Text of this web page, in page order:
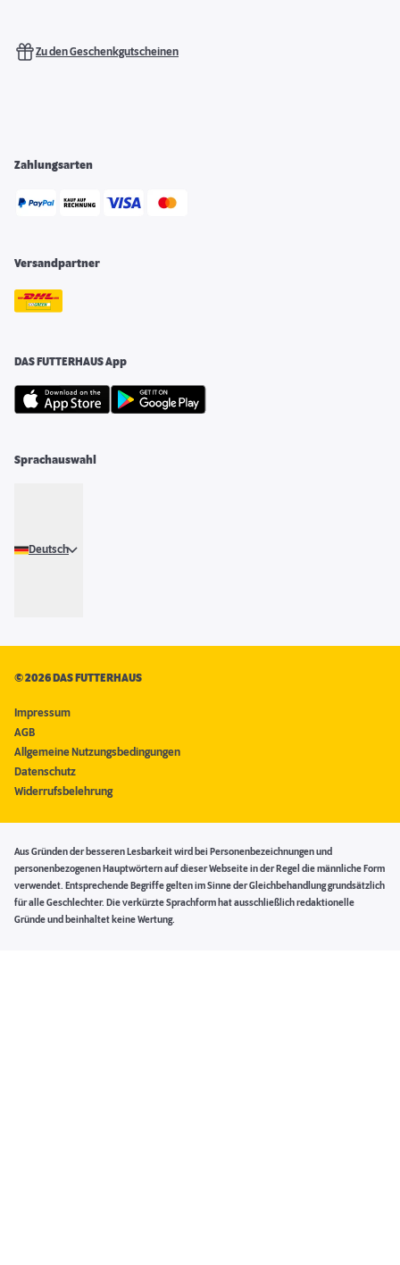
Zu den Geschenkgutscheinen
Zahlungsarten
Versandpartner
DAS FUTTERHAUS App
Sprachauswahl
Deutsch
©2026 DAS FUTTERHAUS
Impressum
AGB
Allgemeine Nutzungsbedingungen
Datenschutz
Widerrufsbelehrung
Aus Gründen der besseren Lesbarkeit wird bei Personenbezeichnungen und
personenbezogenen Hauptwörtern auf dieser Webseite in der Regel die männliche Form
verwendet. Entsprechende Begriffe gelten im Sinne der Gleichbehandlung grundsätzlich
für alle Geschlechter. Die verkürzte Sprachform hat ausschließlich redaktionelle
Gründe und beinhaltet keine Wertung.